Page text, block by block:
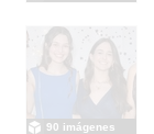
90 imágenes